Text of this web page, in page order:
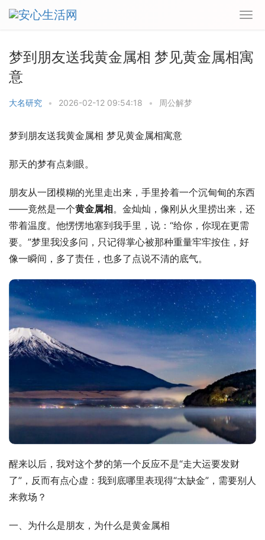
梦到朋友送我黄金属相 梦见黄金属相寓
意
大名研究 • 2026-02-12 09:54:18 • 周公解梦
梦到朋友送我黄金属相 梦见黄金属相寓意
那天的梦有点刺眼。
朋友从一团模糊的光里走出来，手里拎着一个沉甸甸的东西
——竟然是一个黄金属相。金灿灿，像刚从火里捞出来，还
带着温度。他愣愣地塞到我手里，说：“给你，你现在更需
要。”梦里我没多问，只记得掌心被那种重量牢牢按住，好
像一瞬间，多了责任，也多了点说不清的底气。
醒来以后，我对这个梦的第一个反应不是“走大运要发财
了”，反而有点心虚：我到底哪里表现得“太缺金”，需要别人
来救场？
一、为什么是朋友，为什么是黄金属相